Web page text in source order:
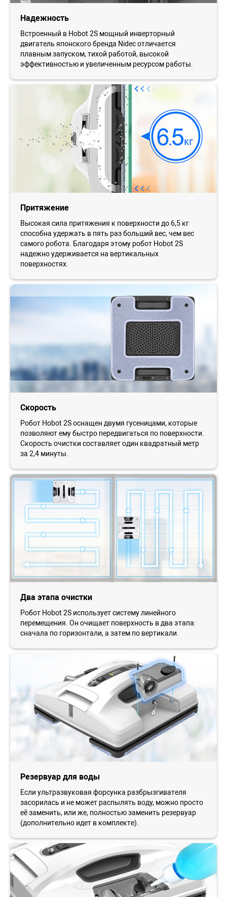
Надежность
Встроенный в Ноbot 2S мощный инверторный
двигатель японского бренда Nidec отличается
плавным запуском, тихой работой, высокой
эффективностью и увеличенным ресурсом работы.
Притяжение
Высокая сила притяжения к поверхности до 6,5 кг
способна удержать в пять раз больший вес, чем вес
самого робота. Благодаря этому робот Hobot 2S
надежно удерживается на вертикальных
поверхностях.
Скорость
Робот Hobot 2S оснащен двумя гусеницами, которые
позволяют ему быстро передвигаться по поверхности.
Скорость очистки составляет один квадратный метр
за 2,4 минуты.
Два этапа очистки
Робот Hobot 2S использует систему линейного
перемещения. Он очищает поверхность в два этапа:
сначала по горизонтали, а затем по вертикали.
Резервуар для воды
Если ультразвуковая форсунка разбрызгивателя
засорилась и не может распылять воду, можно просто
её заменить, или же, полностью заменить резервуар
(дополнительно идет в комплекте).